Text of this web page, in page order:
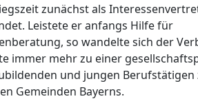
zunächst als
Leistete er anfangs Hilfe für
so wandelte sich der
immer mehr zu einer
und jungen Berufstätigen
Gemeinden Bayerns.